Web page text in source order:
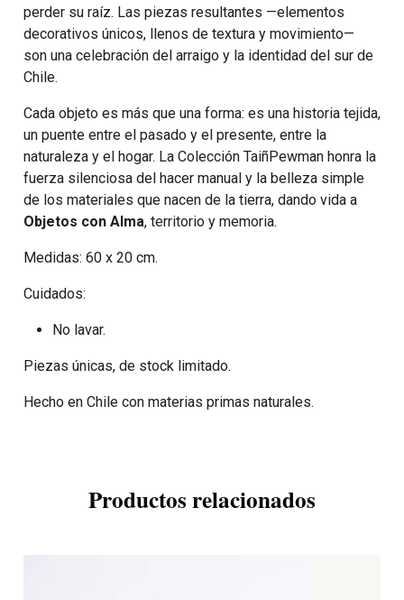
perder su raíz. Las piezas resultantes —elementos
decorativos únicos, llenos de textura y movimiento—
son una celebración del arraigo y la identidad del sur de
Chile.
Cada objeto es más que una forma: es una historia tejida,
un puente entre el pasado y el presente, entre la
naturaleza y el hogar. La Colección TaiñPewman honra la
fuerza silenciosa del hacer manual y la belleza simple
de los materiales que nacen de la tierra, dando vida a
Objetos con Alma, territorio y memoria.
Medidas: 60 x 20 cm.
Cuidados:
No lavar.
Piezas únicas, de stock limitado.
Hecho en Chile con materias primas naturales.
Productos relacionados